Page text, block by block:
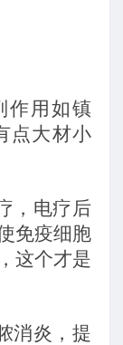
作用如镇
点大材小
，电疗后
免疫细胞
这个才是
消炎，提